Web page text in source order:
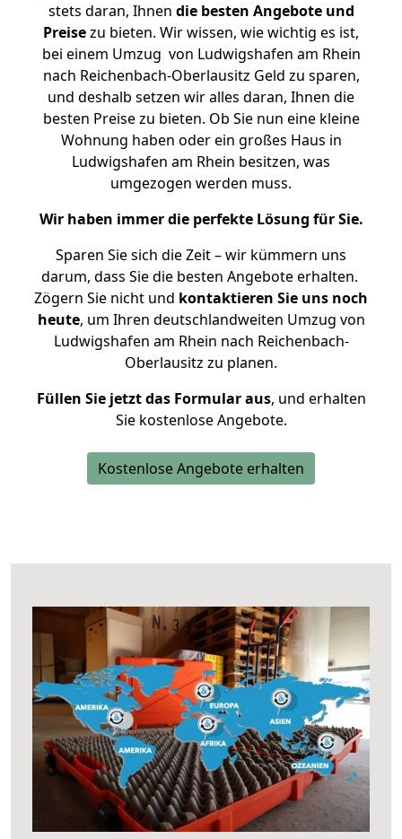
stets daran, Ihnen die besten Angebote und
Preisezu bieten. Wir wissen, wie wichtig es ist,
bei einem Umzug von Ludwigshafen am Rhein
nach Reichenbach-Oberlausitz Geld zu sparen,
und deshalb setzen wir alles daran, Ihnen die
besten Preise zu bieten. Ob Sie nun eine kleine
Wohnung haben oder ein großes Haus in
Ludwigshafen am Rhein besitzen, was
umgezogen werden muss.
Wir haben immer die perfekte Lösung für Sie.
Sparen Sie sich die Zeit – wir kümmern uns
darum, dass Sie die besten Angebote erhalten.
Zögern Sie nicht und kontaktieren Sie uns noch
heute, um Ihren deutschlandweiten Umzug von
Ludwigshafen am Rhein nach Reichenbach-
Oberlausitz zu planen.
Füllen Sie jetzt das Formular aus, und erhalten
Sie kostenlose Angebote.
Kostenlose Angebote erhalten